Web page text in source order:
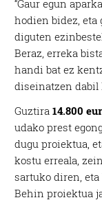
“Gaur egun
hodien bidez, eta
diguten
Beraz, erreka
handi bat ez
diseinatzen dabil
Guztira14.800
udako prest
dugu proiektua,
kostu erreala,
sartuko diren, eta
Behin proiektua